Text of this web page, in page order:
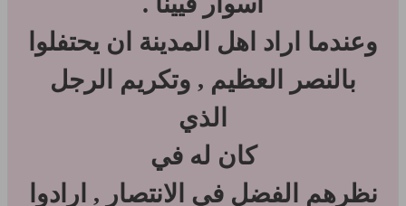
وعندما اراد اهل المدينة ان يحتفلوا
بالنصر العظيم , وتكريم الرجل
الذي
كان له في
نظرهم الفضل في الانتصار , ارادوا